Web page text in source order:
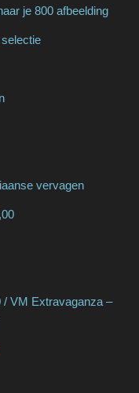
je 800 afbeelding
vervagen
/ VM Extravaganza –